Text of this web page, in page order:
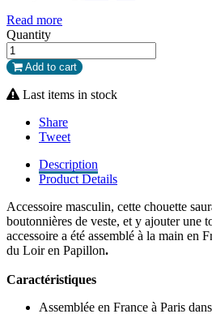
Read more
Quantity
Add to cart
Last items in stock
Share
Tweet
Description
Product Details
Accessoire masculin, cette chouette
boutonnières de veste, et y ajouter une
accessoire a été assemblé à la main en
du Loir en Papillon.
Caractéristiques
Assemblée en France à Paris